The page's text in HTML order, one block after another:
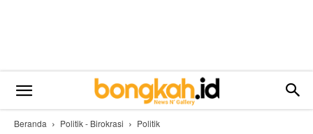
Beranda Politik - Birokrasi Politik